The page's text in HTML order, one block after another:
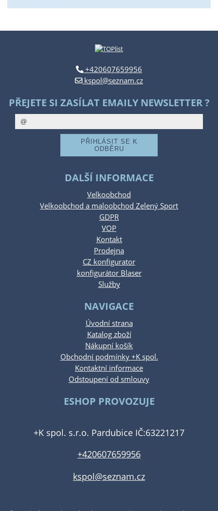
+420607659956
kspol@seznam.cz
PŘEJETE SI ZASÍLAT EMAILY NEWSLETTER ?
DALŠÍ INFORMACE
Velkoobchod
Velkoobchod a maloobchod Zelený Sport
GDPR
VOP
Kontakt
Prodejna
CZ konfigurator
konfigurátor Blaser
Služby
NAVIGACE
Úvodní strana
Katalog zboží
Nákupní košík
Obchodní podmínky +K spol.
Kontaktní informace
Odstoupení od smlouvy
ESHOP PROVOZUJE
+K spol. s.r.o. Pardubice IČ:63221217
+420607659956
kspol@seznam.cz